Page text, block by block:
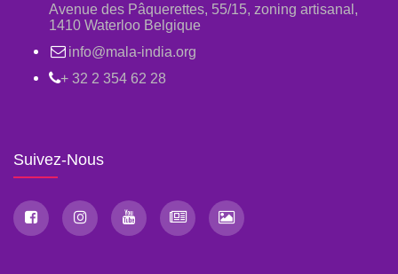
Avenue des Pâquerettes, 55/15, zoning artisanal,
1410 Waterloo Belgique
info@mala-india.org
+ 32 2 354 62 28
Suivez-Nous